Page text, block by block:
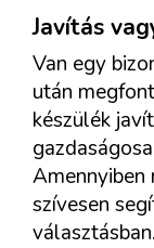
Javítás
Van egy
után
készülék
Amennyiben
szívesen
választásban.